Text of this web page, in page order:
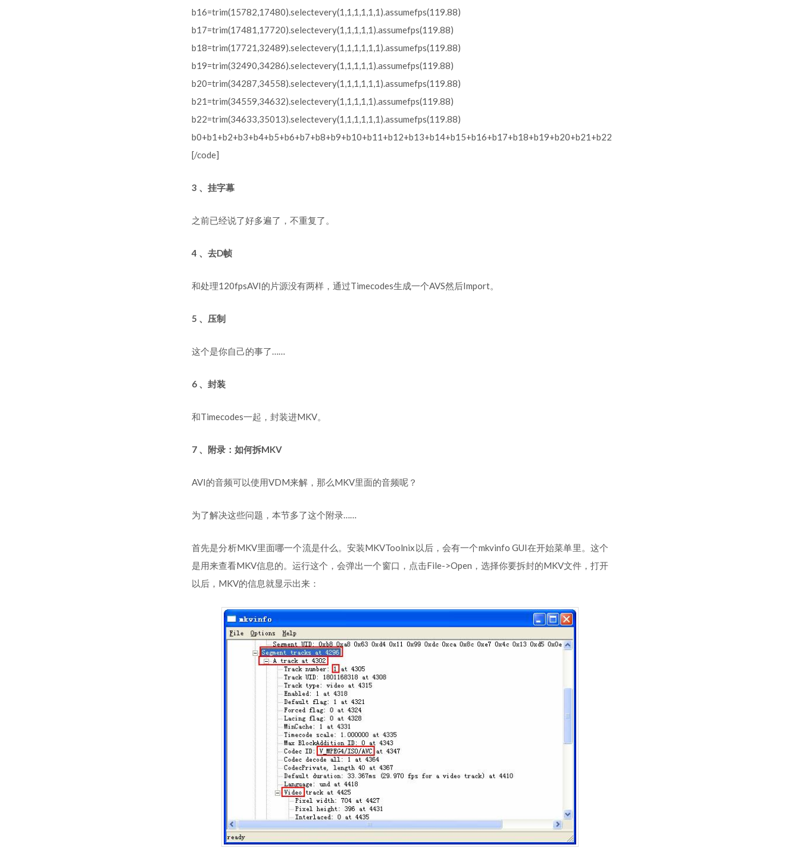
b16=trim(15782,17480).selectevery(1,1,1,1,1,1).assumefps(119.88)
b17=trim(17481,17720).selectevery(1,1,1,1,1).assumefps(119.88)
b18=trim(17721,32489).selectevery(1,1,1,1,1,1).assumefps(119.88)
b19=trim(32490,34286).selectevery(1,1,1,1,1).assumefps(119.88)
b20=trim(34287,34558).selectevery(1,1,1,1,1,1).assumefps(119.88)
b21=trim(34559,34632).selectevery(1,1,1,1,1).assumefps(119.88)
b22=trim(34633,35013).selectevery(1,1,1,1,1,1).assumefps(119.88)
b0+b1+b2+b3+b4+b5+b6+b7+b8+b9+b10+b11+b12+b13+b14+b15+b16+b17+b18+b19+b20+b21+b22
[/code]
3 、挂字幕
之前已经说了好多遍了，不重复了。
4 、去D帧
和处理120fpsAVI的片源没有两样，通过Timecodes生成一个AVS然后Import。
5 、压制
这个是你自己的事了……
6 、封装
和Timecodes一起，封装进MKV。
7 、附录：如何拆MKV
AVI的音频可以使用VDM来解，那么MKV里面的音频呢？
为了解决这些问题，本节多了这个附录……
首先是分析MKV里面哪一个流是什么。安装MKVToolnix以后，会有一个mkvinfo GUI在开始菜单里。这个
是用来查看MKV信息的。运行这个，会弹出一个窗口，点击File->Open，选择你要拆封的MKV文件，打开
以后，MKV的信息就显示出来：